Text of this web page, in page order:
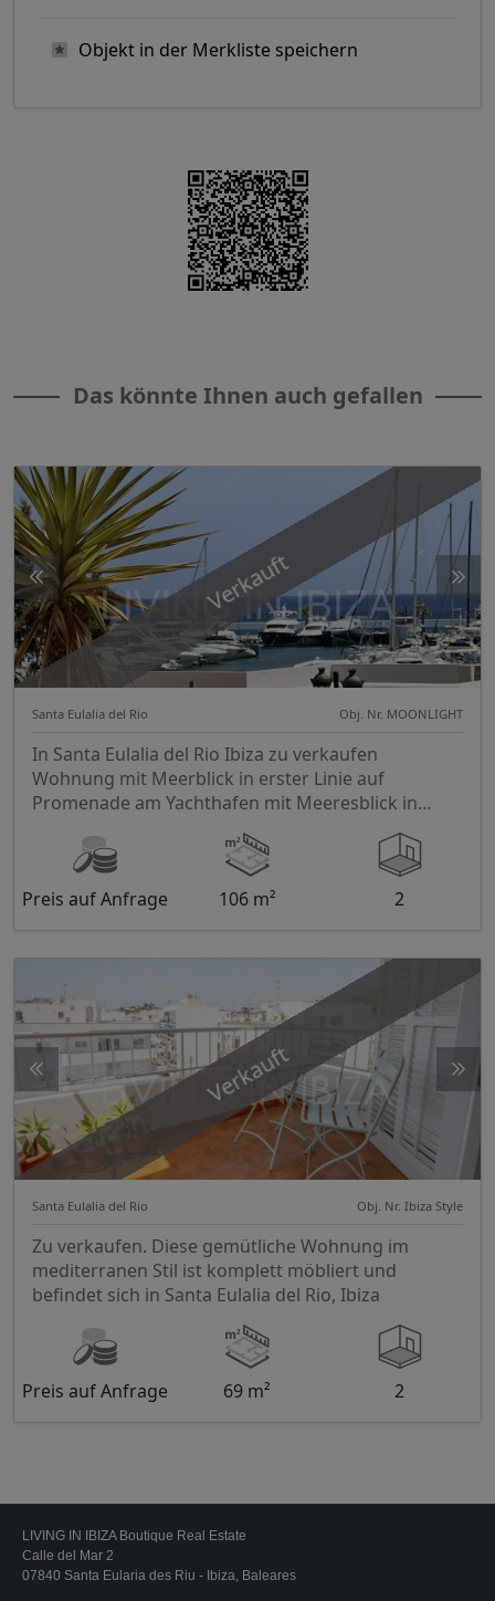
Objekt in der Merkliste speichern
Das könnte Ihnen auch gefallen
Verkauft
Santa Eulalia del Rio Obj. Nr. MOONLIGHT
In Santa Eulalia del Rio Ibiza zu verkaufen
Wohnung mit Meerblick in erster Linie auf
Promenade am Yachthafen mit Meeresblick in
Preis auf Anfrage 106 m² 2
Verkauft
Santa Eulalia del Rio Obj. Nr. Ibiza Style
Zu verkaufen. Diese gemütliche Wohnung im
mediterranen Stil ist komplett möbliert und
befindet sich in Santa Eulalia del Rio, Ibiza
Preis auf Anfrage 69 m² 2
LIVING IN IBIZA Boutique Real Estate
Calle del Mar 2
07840 Santa Eularia des Riu - Ibiza, Baleares